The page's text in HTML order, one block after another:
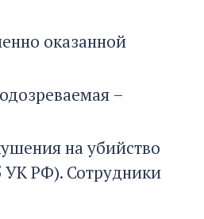
оказанной
–
на убийство
УК РФ). Сотрудники